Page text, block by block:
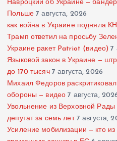
Навроцкий об Украине —
Польше 7 августа, 2026
как война в Украине подняла
Трамп ответил на просьбу
Украине ракет Patriot (видео) 7
Языковой закон в Украине —
до 170 тысяч 7 августа, 2026
Михаил Федоров раскритиковал
обороны — видео 7 августа,
Увольнение из Верховной Рады
депутат за семь лет 7 августа,
Усиление мобилизации — кто